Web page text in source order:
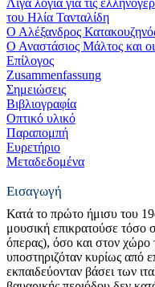
του Ηλία Τανταλίδη
Ο Αλέξανδρος
Ο Αναστάσιος Μάλτος και
Επίλογος
Zusammenfassung
Σημειώσεις
Βιβλιογραφία
Οπτικό υλικό
Παραπομπή
Ευρετήριο
Μεταδεδομένα
Εισαγωγή
Κατά το πρώτο ήμισυ του
μουσική επικρατούσε τόσο
όπερας), όσο και στον χώρο
υποστηριζόταν κυρίως από
εκπαιδεύονταν βάσει των